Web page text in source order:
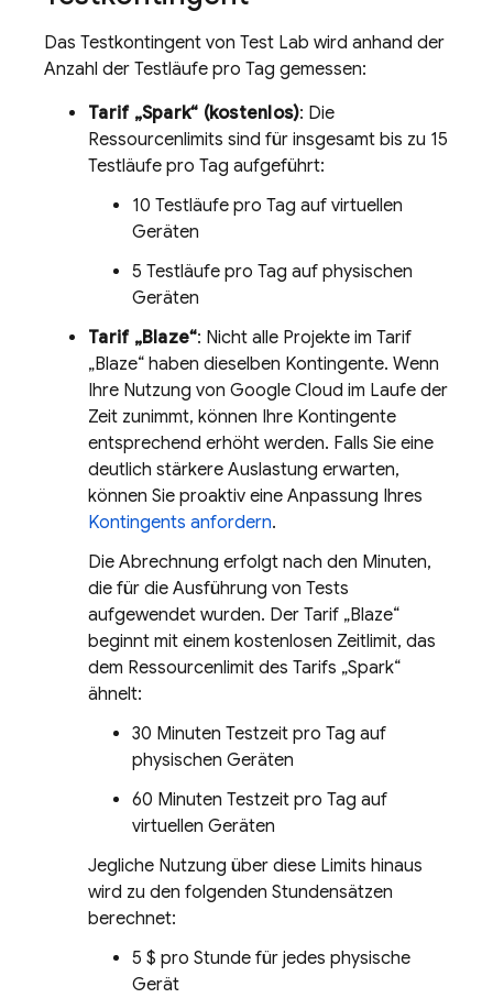
Das Testkontingent von Test Lab wird anhand der
Anzahl der Testläufe pro Tag gemessen:
Tarif „Spark“ (kostenlos): Die
Ressourcenlimits sind für insgesamt bis zu 15
Testläufe pro Tag aufgeführt:
10 Testläufe pro Tag auf virtuellen
Geräten
5 Testläufe pro Tag auf physischen
Geräten
Tarif „Blaze“: Nicht alle Projekte im Tarif
„Blaze“ haben dieselben Kontingente. Wenn
Ihre Nutzung von Google Cloud im Laufe der
Zeit zunimmt, können Ihre Kontingente
entsprechend erhöht werden. Falls Sie eine
deutlich stärkere Auslastung erwarten,
können Sie proaktiv eine Anpassung Ihres
Kontingents anfordern.
Die Abrechnung erfolgt nach den Minuten,
die für die Ausführung von Tests
aufgewendet wurden. Der Tarif „Blaze“
beginnt mit einem kostenlosen Zeitlimit, das
dem Ressourcenlimit des Tarifs „Spark“
ähnelt:
30 Minuten Testzeit pro Tag auf
physischen Geräten
60 Minuten Testzeit pro Tag auf
virtuellen Geräten
Jegliche Nutzung über diese Limits hinaus
wird zu den folgenden Stundensätzen
berechnet:
5 $ pro Stunde für jedes physische
Gerät